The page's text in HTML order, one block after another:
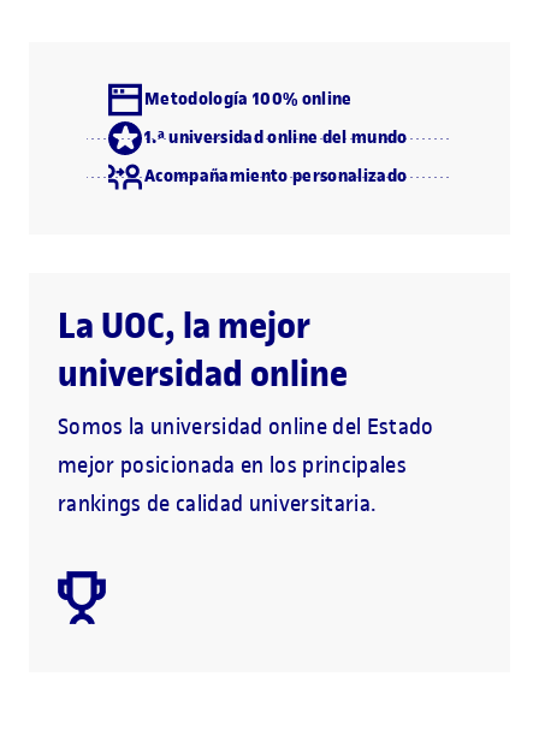
Metodología 100% online
1.ª universidad online del mundo
Acompañamiento personalizado
La UOC, la mejor
universidad online
Somos la universidad online del Estado
mejor posicionada en los principales
rankings de calidad universitaria.